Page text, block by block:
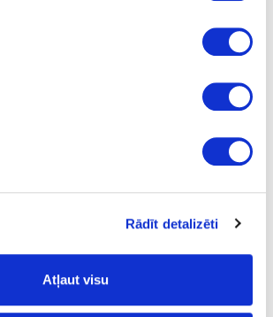
Rādīt detalizēti
Atļaut visu
Cietā vaska eļļa OSMO